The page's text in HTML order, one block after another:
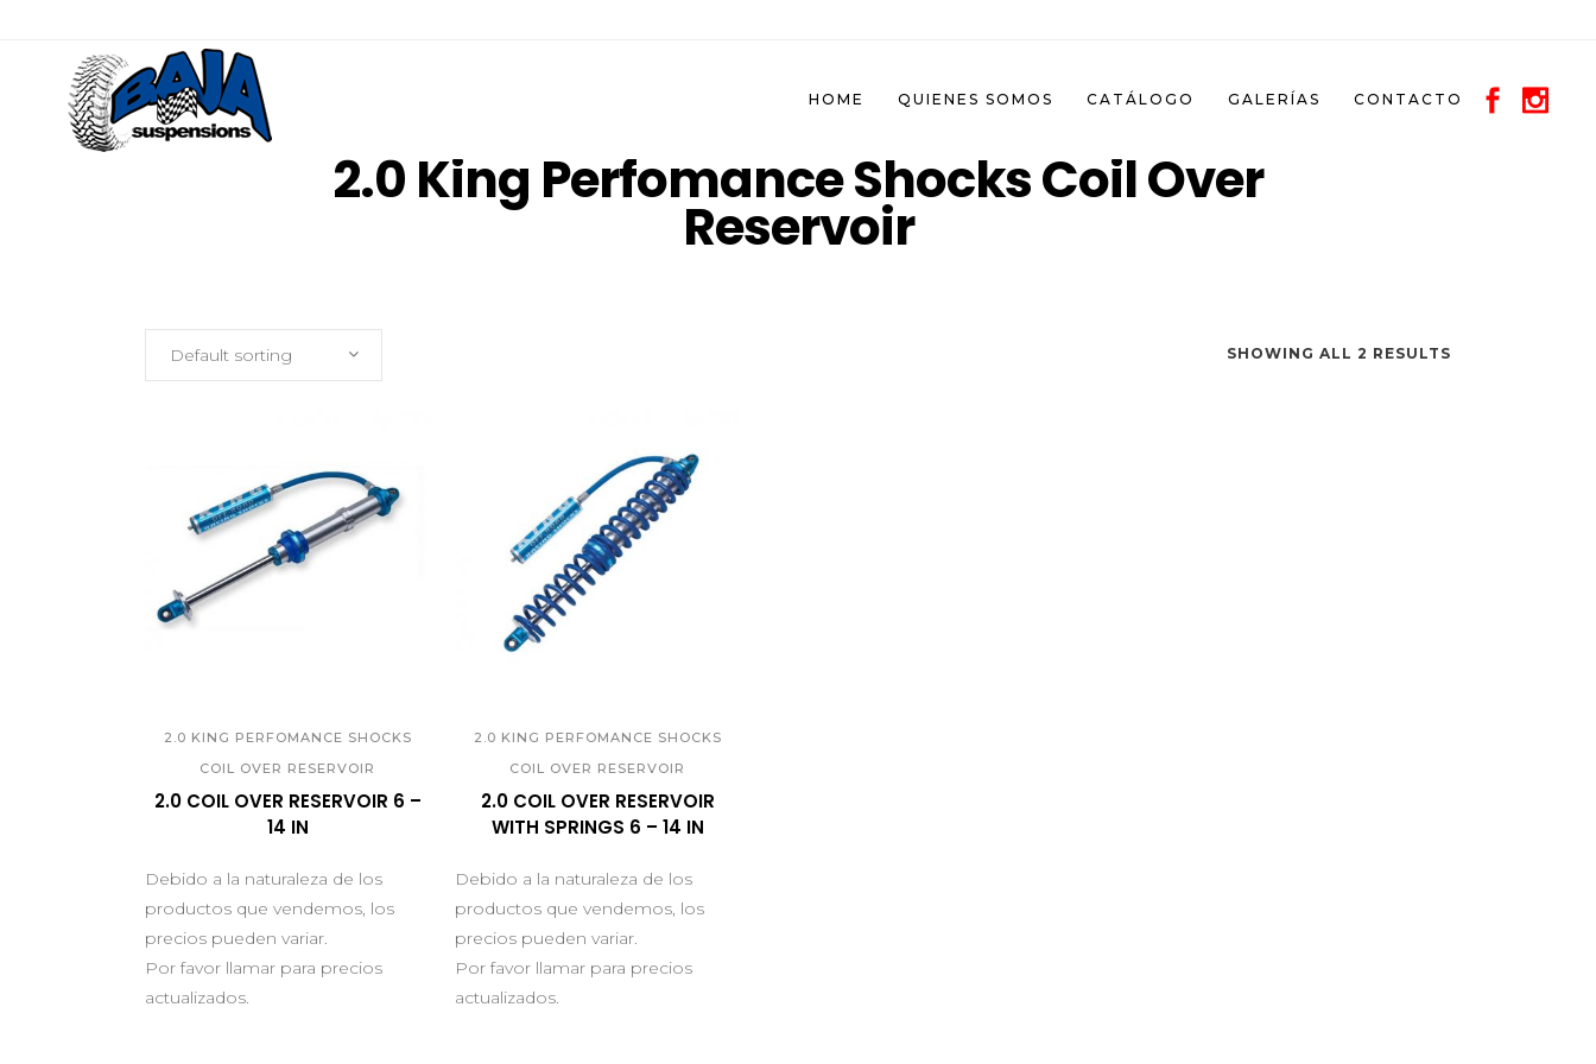
HOME QUIENES SOMOS CATÁLOGO GALERÍAS CONTACTO
2.0 King Perfomance Shocks Coil Over
Reservoir
SHOWING ALL 2 RESULTS
Default sorting
2.0 KING PERFOMANCE SHOCKS
COIL OVER RESERVOIR
2.0 COIL OVER RESERVOIR 6 –
14 IN
Debido a la naturaleza de los
productos que vendemos, los
precios pueden variar.
Por favor llamar para precios
actualizados.
2.0 KING PERFOMANCE SHOCKS
COIL OVER RESERVOIR
2.0 COIL OVER RESERVOIR
WITH SPRINGS 6 – 14 IN
Debido a la naturaleza de los
productos que vendemos, los
precios pueden variar.
Por favor llamar para precios
actualizados.